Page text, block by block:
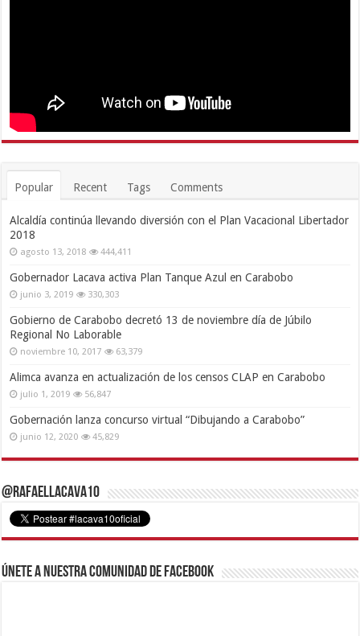
Popular Recent Tags Comments
Alcaldía continúa llevando diversión con el Plan Vacacional Libertador
2018
agosto 13, 2018 444,411
Gobernador Lacava activa Plan Tanque Azul en Carabobo
junio 3, 2019 330,303
Gobierno de Carabobo decretó 13 de noviembre día de Júbilo
Regional No Laborable
noviembre 10, 2017 63,379
Alimca avanza en actualización de los censos CLAP en Carabobo
julio 1, 2019 56,847
Gobernación lanza concurso virtual “Dibujando a Carabobo”
junio 12, 2020 45,829
@RafaelLacava10
Únete a nuestra comunidad de Facebook